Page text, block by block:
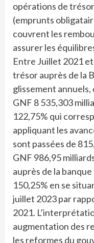
opérations de
(emprunts
couvrent les
assurer les
Entre Juillet 2021
trésor auprès de la
glissement annuels,
GNF 8 535,303
122,75% qui
appliquant les
sont passées de
GNF 986,95
auprès de la
150,25% en se
juillet 2023 par
2021.
augmentation des
les reformes du